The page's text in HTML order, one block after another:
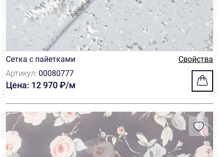
Jean Bracq 4
Kawaii Lace 4
Liberty 1
Luigi Verga 13
Marco Lagattolla 22
Marioboselli Jersey
Omniapiega 4
Сетка с пайетками
Свойства
Артикул: 00080777
Цена: 12 970 ₽/м